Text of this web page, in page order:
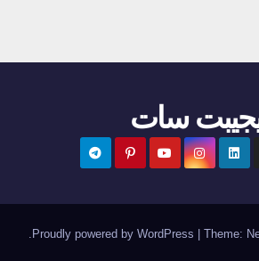
سات
Proudly powered by WordPress Theme: